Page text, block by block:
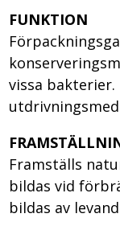
FUNKTION
vissa
Framställs
bildas vid
bildas av